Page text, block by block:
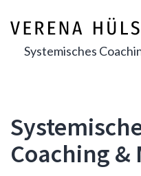
Inhalt
springenSystemisches
Coaching &